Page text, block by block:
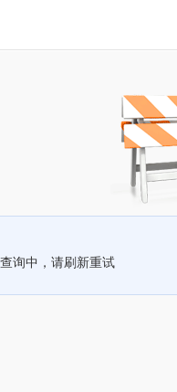
询中，请刷新重试